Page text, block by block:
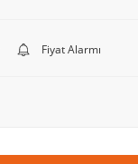
Fiyat Alarmı